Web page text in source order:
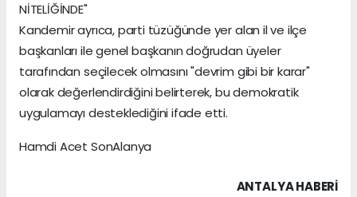
NİTELİĞİNDE"
Kandemir ayrıca, parti tüzüğünde yer alan il ve ilçe
başkanları ile genel başkanın doğrudan üyeler
tarafından seçilecek olmasını "devrim gibi bir karar"
olarak değerlendirdiğini belirterek, bu demokratik
uygulamayı desteklediğini ifade etti.
Hamdi Acet SonAlanya
ANTALYA HABERİ